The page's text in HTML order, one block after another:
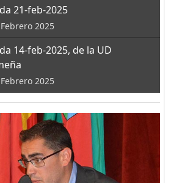
21-feb-2025
2025
14-feb-2025, de la UD
2025